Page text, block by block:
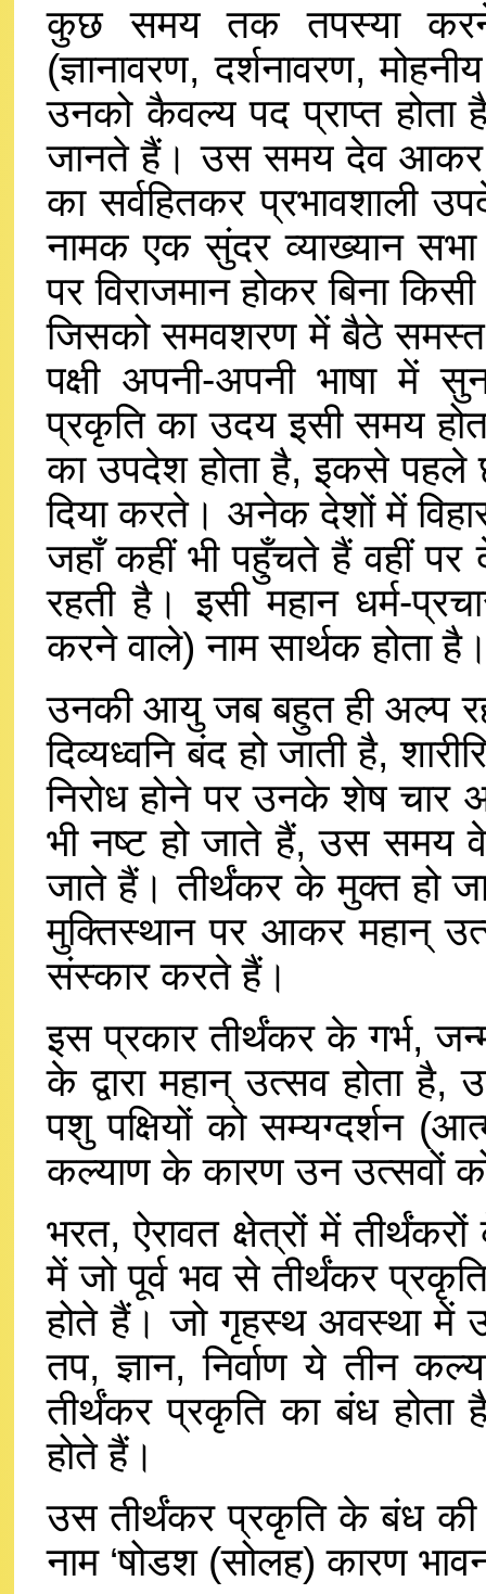
कुछ समय तक तपस्या करने
(ज्ञानावरण, दर्शनावरण,
उनको कैवल्य पद प्राप्त होता
जानते हैं। उस समय देव आकर
का सर्वहितकर प्रभावशाली
नामक एक सुंदर व्याख्यान
पर विराजमान होकर बिना
जिसको समवशरण में बैठे समस्त
पक्षी अपनी-अपनी भाषा में
प्रकृति का उदय इसी समय
का उपदेश होता है, इकसे पहले
दिया करते। अनेक देशों में
जहाँ कहीं भी पहुँचते हैं वहीं पर
रहती है। इसी महान धर्म-
करने वाले) नाम सार्थक होता
उनकी आयु जब बहुत ही अल्प रह
दिव्यध्वनि बंद हो जाती है,
निरोध होने पर उनके शेष चार
भी नष्ट हो जाते हैं, उस समय वे
जाते हैं। तीर्थंकर के मुक्त हो
मुक्तिस्थान पर आकर महान्
संस्कार करते हैं।
इस प्रकार तीर्थंकर के गर्भ,
के द्वारा महान् उत्सव होता
पशु पक्षियों को सम्यग्दर्शन
कल्याण के कारण उन उत्सवों
भरत, ऐरावत क्षेत्रों में
में जो पूर्व भव से तीर्थंकर
होते हैं। जो गृहस्थ अवस्था में
तप, ज्ञान, निर्वाण ये तीन
तीर्थंकर प्रकृति का बंध
होते हैं।
उस तीर्थंकर प्रकृति के बंध
नाम ‘षोडश (सोलह) कारण